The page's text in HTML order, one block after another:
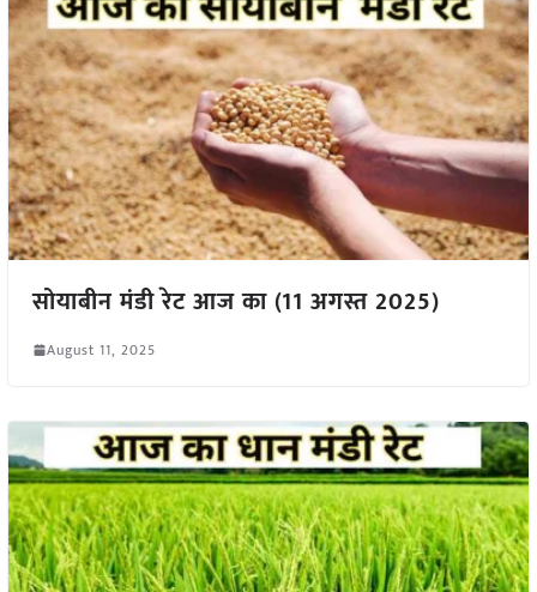
सोयाबीन मंडी रेट आज का (11 अगस्त 2025)
August 11, 2025